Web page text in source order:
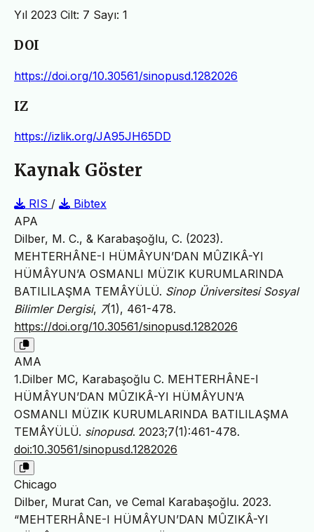
Yıl 2023 Cilt: 7 Sayı: 1
DOI
https://doi.org/10.30561/sinopusd.1282026
IZ
https://izlik.org/JA95JH65DD
Kaynak Göster
RIS /
Bibtex
APA
Dilber, M. C., & Karabaşoğlu, C. (2023).
MEHTERHÂNE-I HÜMÂYUN’DAN MÛZIKÂ-YI
HÜMÂYUN’A OSMANLI MÜZIK KURUMLARINDA
BATILILAŞMA TEMÂYÜLÜ. Sinop Üniversitesi Sosyal
Bilimler Dergisi, 7(1), 461-478.
https://doi.org/10.30561/sinopusd.1282026
AMA
1.Dilber MC, Karabaşoğlu C. MEHTERHÂNE-I
HÜMÂYUN’DAN MÛZIKÂ-YI HÜMÂYUN’A
OSMANLI MÜZIK KURUMLARINDA BATILILAŞMA
TEMÂYÜLÜ. sinopusd. 2023;7(1):461-478.
doi:10.30561/sinopusd.1282026
Chicago
Dilber, Murat Can, ve Cemal Karabaşoğlu. 2023.
“MEHTERHÂNE-I HÜMÂYUN’DAN MÛZIKÂ-YI